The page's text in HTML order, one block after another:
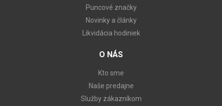
Puncové značky
Novinky a články
Likvidácia hodiniek
O NÁS
Kto sme
Naše predajne
Služby zákazníkom